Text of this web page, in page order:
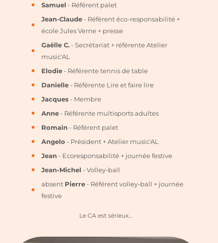
Le CA est sérieux…
Samuel - Référent palet
Jean-Claude- Référent éco-responsabilité +
école Jules Verne + presse
Gaëlle C.- Secrétariat + référente Atelier
music'AL
Elodie- Référente tennis de table
Danielle- Référente Lire et faire lire
Jacques- Membre
Anne- Référente multisports adultes
Romain - Référent palet
Angelo - Président + Atelier music'AL
Jean - Ecoresponsabilité + journée festive
Jean-Michel - Volley-ball
absent Pierre- Référent volley-ball + journée
festive